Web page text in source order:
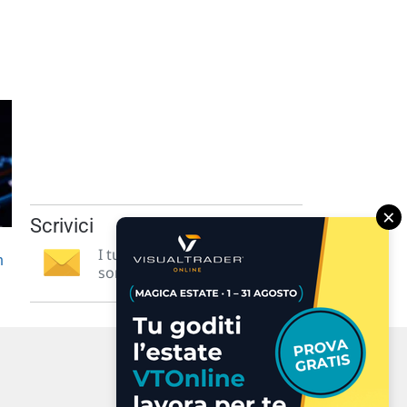
Scrivici
I tuoi suggerimenti per noi
sono preziosi e molto utili! »
×